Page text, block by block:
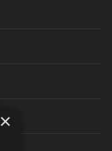
×